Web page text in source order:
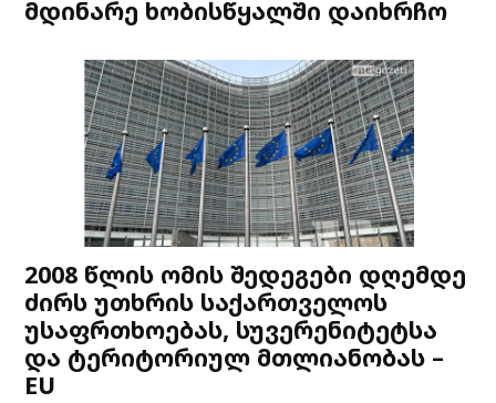
მდინარე ხობისწყალში დაიხრჩო
2008 წლის ომის შედეგები დღემდე
ძირს უთხრის საქართველოს
უსაფრთხოებას, სუვერენიტეტსა
და ტერიტორიულ მთლიანობას –
EU